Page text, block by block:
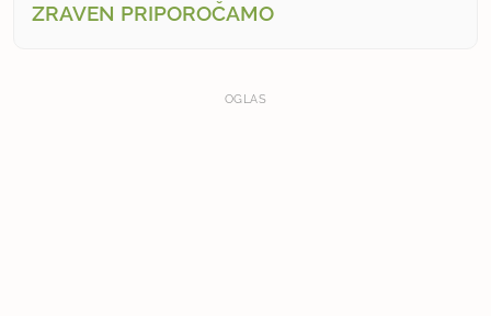
ZRAVEN PRIPOROČAMO
OGLAS